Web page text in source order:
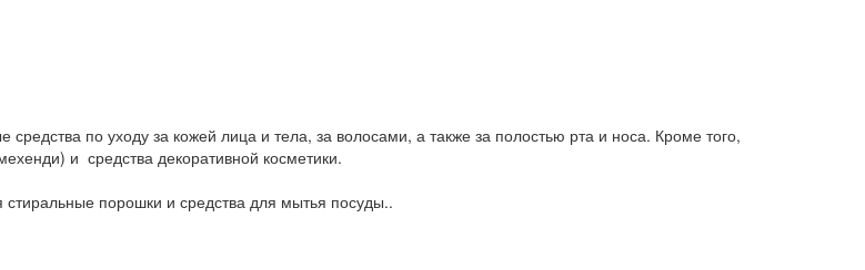
по уходу за кожей лица и тела, за волосами, а также за полостью рта и носа. Кроме того,
и средства декоративной косметики.
порошки и средства для мытья посуды..